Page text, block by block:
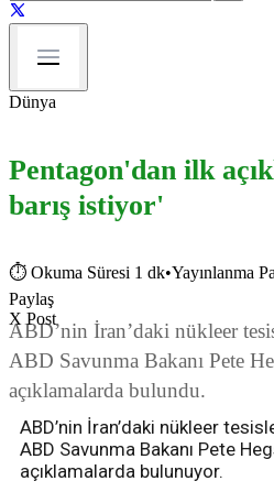
Dünya
Pentagon'dan ilk
barış istiyor'
⏱ Okuma Süresi 1 dk•Yayınlanma
Paylaş
X Post
ABD’nin İran’daki nükleer
ABD Savunma Bakanı Pete
açıklamalarda bulundu.
ABD’nin İran’daki nükleer
ABD Savunma Bakanı Pete
açıklamalarda bulunuyor.